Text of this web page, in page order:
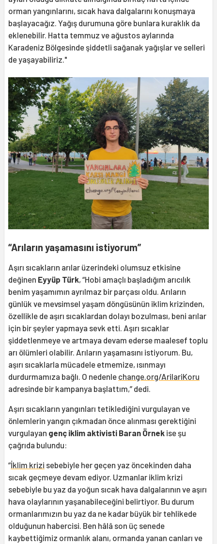
orman yangınlarını, sıcak hava dalgalarını konuşmaya
başlayacağız. Yağış durumuna göre bunlara kuraklık da
eklenebilir. Hatta temmuz ve ağustos aylarında
Karadeniz Bölgesinde şiddetli sağanak yağışlar ve selleri
de yaşayabiliriz."
“Arıların yaşamasını istiyorum”
Aşırı sıcakların arılar üzerindeki olumsuz etkisine
değinen Eyyüp Türk, “Hobi amaçlı başladığım arıcılık
benim yaşamımın ayrılmaz bir parçası oldu. Arıların
günlük ve mevsimsel yaşam döngüsünün iklim krizinden,
özellikle de aşırı sıcaklardan dolayı bozulması, beni arılar
için bir şeyler yapmaya sevk etti. Aşırı sıcaklar
şiddetlenmeye ve artmaya devam ederse maalesef toplu
arı ölümleri olabilir. Arıların yaşamasını istiyorum. Bu,
aşırı sıcaklarla mücadele etmemize, ısınmayı
durdurmamıza bağlı. O nedenle change.org/ArilariKoru
adresinde bir kampanya başlattım,” dedi.
Aşırı sıcakların yangınları tetiklediğini vurgulayan ve
önlemlerin yangın çıkmadan önce alınması gerektiğini
vurgulayan genç iklim aktivisti Baran Örnek ise şu
çağrıda bulundu:
“İklim krizi sebebiyle her geçen yaz öncekinden daha
sıcak geçmeye devam ediyor. Uzmanlar iklim krizi
sebebiyle bu yaz da yoğun sıcak hava dalgalarının ve aşırı
hava olaylarının yaşanabileceğini belirtiyor. Bu durum
ormanlarımızın bu yaz da ne kadar büyük bir tehlikede
olduğunun habercisi. Ben hâlâ son üç senede
kaybettiğimiz ormanlık alanı, ormanda yanan canları ve